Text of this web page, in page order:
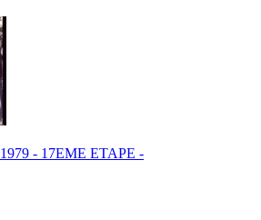
- 17EME ETAPE -